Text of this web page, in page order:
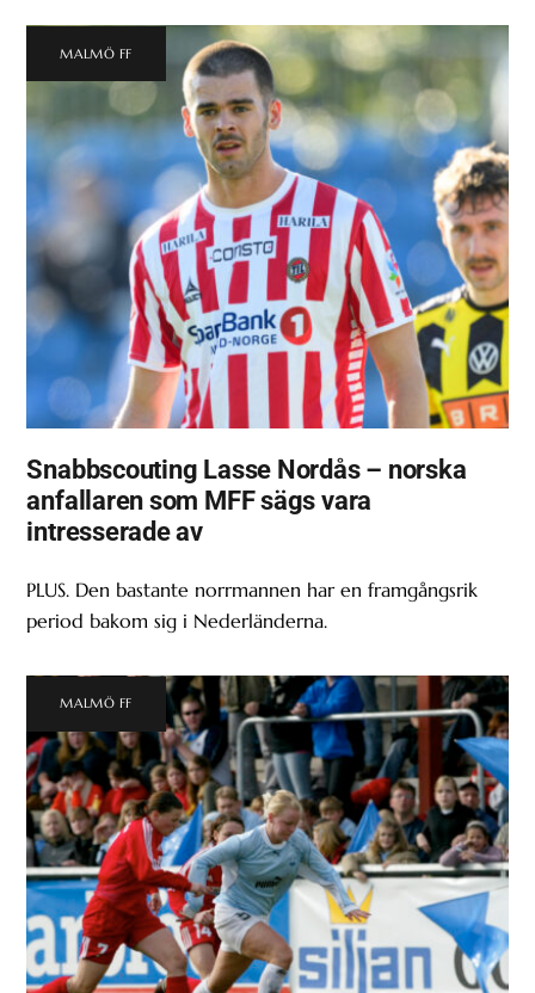
MALMÖ FF
Snabbscouting Lasse Nordås – norska
anfallaren som MFF sägs vara
intresserade av
PLUS. Den bastante norrmannen har en framgångsrik
period bakom sig i Nederländerna.
MALMÖ FF